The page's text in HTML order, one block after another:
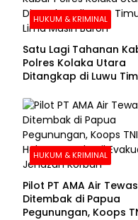
HUKUM & KRIMINAL
Satu Lagi Tahanan
Polres Kolaka Utara
Ditangkap di Luwu
HUKUM & KRIMINAL
Pilot PT AMA Air Tewas
Ditembak di Papua
Pegunungan, Koops